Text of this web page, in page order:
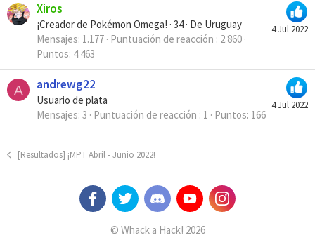
4 Jul 2022
Xiros
¡Creador de Pokémon Omega! · 34· De Uruguay
Mensajes 1.177 Puntuación de reacción 2.860
Puntos 4.463
A
4 Jul 2022
andrewg22
Usuario de plata
Mensajes 3 Puntuación de reacción 1 Puntos 166
[Resultados] ¡MPT Abril - Junio 2022!
© Whack a Hack! 2026